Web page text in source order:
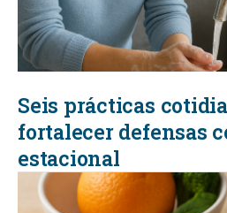
Seis prácticas
fortalecer defensas
estacional